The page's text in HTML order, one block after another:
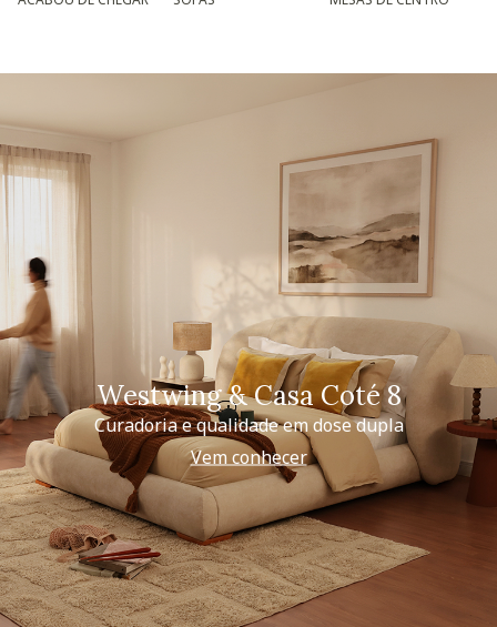
Westwing & Casa Coté 8
Curadoria e qualidade em dose dupla
Vem conhecer